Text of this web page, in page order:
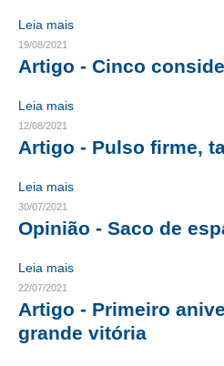
LEI 6.496/1977 – ART
RES 1.002/2002 – CÓDIGO DE ÉTICA
PISO SALARIAL
OPORTUNIDADES
APRESENTAÇÃO
CARREIRA
Leia mais
19/08/2021
Artigo - Cinco
Leia mais
12/08/2021
Artigo - Pulso firme,
Leia mais
30/07/2021
Opinião - Saco de
Leia mais
22/07/2021
Artigo - Primeiro
grande vitória